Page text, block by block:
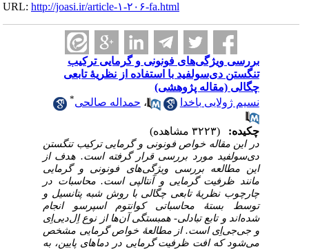
URL:http://joasi.ir/article-۱-۲۰۶-fa.html
بررسی ویژگی‌های فونونی و گرمایی ترکیب
تنگستن دی‌سولفید با استفاده از نظریۀ تابعی
چگالی (مقاله پژوهشی)
نسیم ژولایی باخدا
،حمداله صالحی
چکیده:
در این مقاله خواص فونونی و گرمایی ترکیب تنگستن
دی‌سولفید مورد بررسی قرار گرفته است. هدف از
این مطالعه بررسی ویژگی‌های فونونی و گرمایی
مانند ظرفیت گرمایی و آنتالپی است. محاسبات در
چارچوب نظریۀ تابعی چگالی با روش شبه پتانسیل و
توسط بستۀ محاسباتی کوانتوم اسپرسو انجام
شده‌اند و تابع تبادلی- همبستگی آن‌ها از نوع اِل‌دیی‌اِی
و جی‌جی‌اِی است. از مطالعۀ خواص گرمایی مشخص
می‌شود که افت ظرفیت گرمایی در دماهای پایین، به